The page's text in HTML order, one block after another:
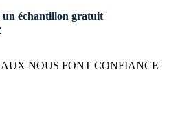
un échantillon gratuit
NOUS FONT CONFIANCE